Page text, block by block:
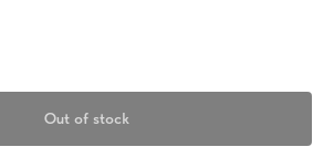
Out of stock